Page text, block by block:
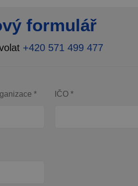
formulář
+420 571 499 477
*
IČO *